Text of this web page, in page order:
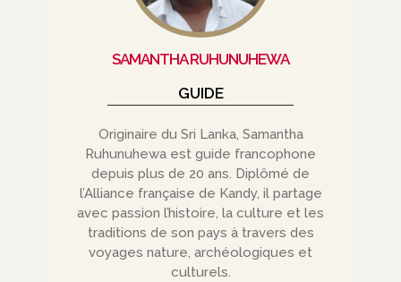
SAMANTHA RUHUNUHEWA
GUIDE
Originaire du Sri Lanka, Samantha
Ruhunuhewa est guide francophone
depuis plus de 20 ans. Diplômé de
l’Alliance française de Kandy, il partage
avec passion l’histoire, la culture et les
traditions de son pays à travers des
voyages nature, archéologiques et
culturels.